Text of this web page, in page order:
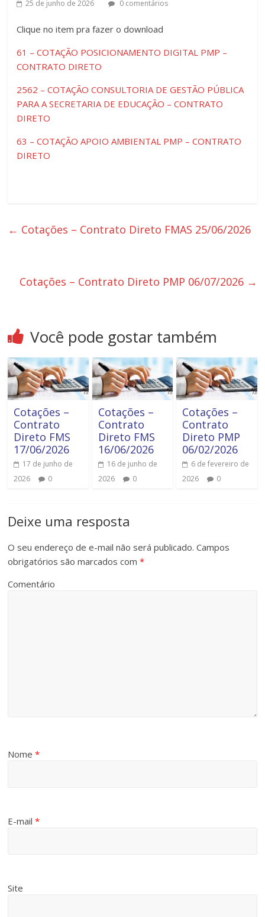
25 de junho de 2026 0 comentários
Clique ​no item pra fazer o download
61 – COTAÇÃO POSICIONAMENTO DIGITAL PMP –
CONTRATO DIRETO
2562 – COTAÇÃO CONSULTORIA DE GESTÃO PÚBLICA
PARA A SECRETARIA DE EDUCAÇÃO – CONTRATO
DIRETO
63 – COTAÇÃO APOIO AMBIENTAL PMP – CONTRATO
DIRETO
← Cotações – Contrato Direto FMAS 25/06/2026
Cotações – Contrato Direto PMP 06/07/2026 →
Você pode gostar também
Cotações –
Contrato
Direto FMS
17/06/2026
17 de junho de
2026
0
Cotações –
Contrato
Direto FMS
16/06/2026
16 de junho de
2026
0
Cotações –
Contrato
Direto PMP
06/02/2026
6 de fevereiro de
2026
0
Deixe uma resposta
O seu endereço de e-mail não será publicado. Campos
obrigatórios são marcados com*
Comentário
Nome*
E-mail*
Site